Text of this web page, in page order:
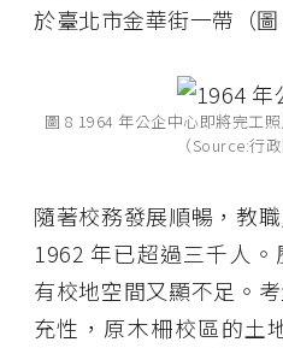
於臺北市金華街一帶（圖
圖 8 1964 年公企中心即將完工
（Source:行
隨著校務發展順暢，教
1962 年已超過三千人
有校地空間又顯不足。
充性，原木柵校區的土